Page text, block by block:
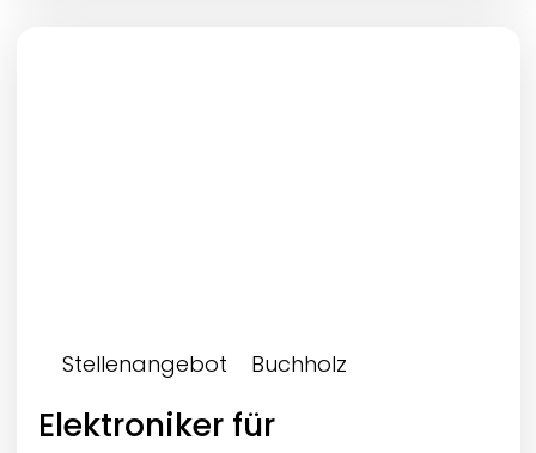
Stellenangebot Buchholz
Elektroniker für